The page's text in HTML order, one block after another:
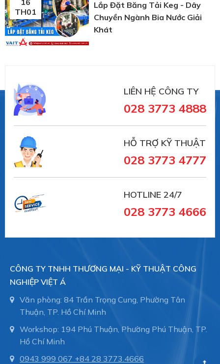
TH01
Lắp Đặt Băng Tải Keg - Dây
Chuyền Ngành Bia Nước Giải
Khát
LIÊN HỆ CÔNG TY
028 3773 4888
HỖ TRỢ KỸ THUẬT
028 3773 4777
HOTLINE 24/7
028 3773 4666
CÔNG TY TNHH THƯƠNG MẠI - KỸ THUẬT CÔNG
NGHIỆP VIỆT Á
Văn phòng: 84 Trần Trọng Cung, Phường Tân
Thuận, TP. Hồ Chí Minh
Workshop: 194 Phú Thuận, Phường Phú Thuận, TP.
Hồ Chí Minh
0943 999 067 +84 28 3773.4666